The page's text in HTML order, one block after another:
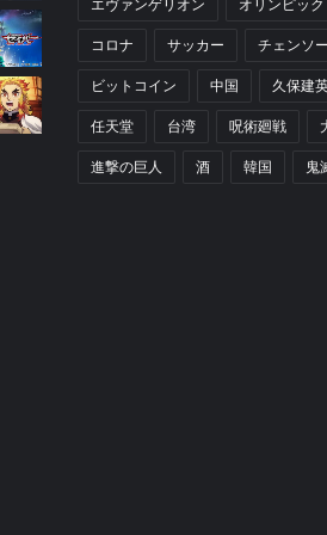
エヴァンゲリオン オリンピック
コロナ サッカー チェンソ
ビットコイン 中国 久保建
任天堂 台湾 呪術廻戦
進撃の巨人 酒 韓国 鬼